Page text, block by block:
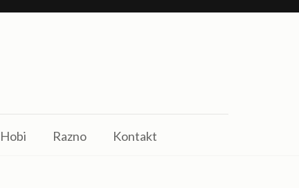
Hobi Razno Kontakt